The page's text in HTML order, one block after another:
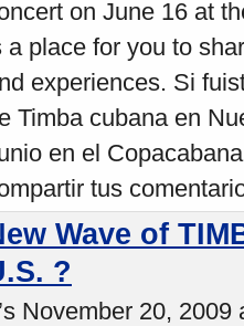
on June 16 at
a place for you to
experiences. Si
Timba cubana en
en el
tus
Wave of
?
November 20,